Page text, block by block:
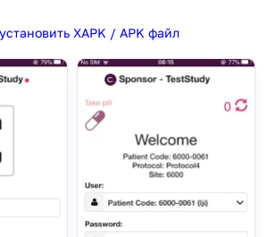
XAPK / APK файл